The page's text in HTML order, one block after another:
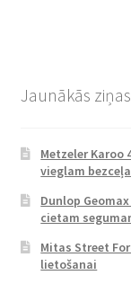
Jaunākās ziņas
Metzeler Karoo
vieglam
Dunlop
cietam
Mitas Street
lietošanai